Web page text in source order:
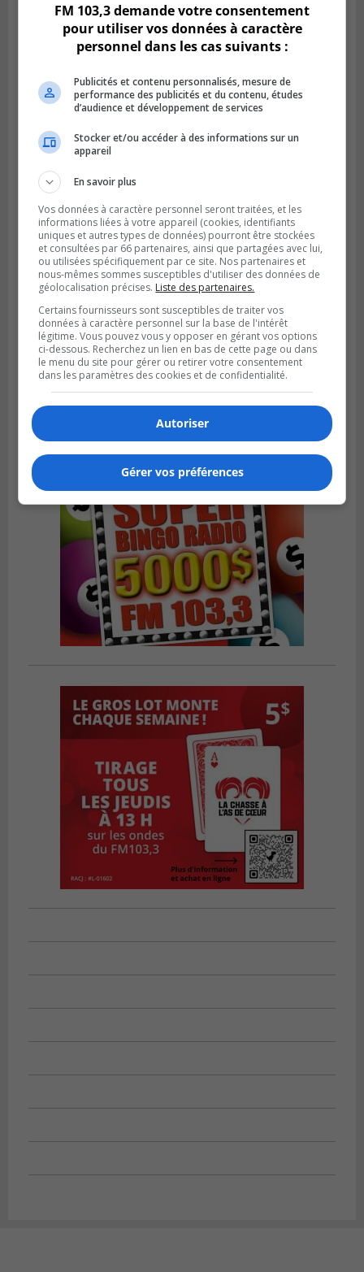
SAINT-HUBERT
Publié le 6 août 2026 à 09h39
Longueuil injecte 1,5 M$ pour moderniser
deux stations de pompage
LA PRAIRIE
Publié le 5 août 2026 à 11h59
La Prairie loue des espaces de glace
jusqu’en avril 2027
FM 103,3 demande votre consentement
pour utiliser vos données à caractère
personnel dans les cas suivants :
Publicités et contenu personnalisés, mesure de
performance des publicités et du contenu, études
d’audience et développement de services
Stocker et/ou accéder à des informations sur un
appareil
En savoir plus
Vos données à caractère personnel seront traitées, et les
informations liées à votre appareil (cookies, identifiants
uniques et autres types de données) pourront être stockées
et consultées par 66 partenaires, ainsi que partagées avec lui,
ou utilisées spécifiquement par ce site. Nos partenaires et
nous-mêmes sommes susceptibles d'utiliser des données de
géolocalisation précises. Liste des partenaires.
Certains fournisseurs sont susceptibles de traiter vos
données à caractère personnel sur la base de l'intérêt
légitime. Vous pouvez vous y opposer en gérant vos options
ci-dessous. Recherchez un lien en bas de cette page ou dans
le menu du site pour gérer ou retirer votre consentement
dans les paramètres des cookies et de confidentialité.
Autoriser
Gérer vos préférences